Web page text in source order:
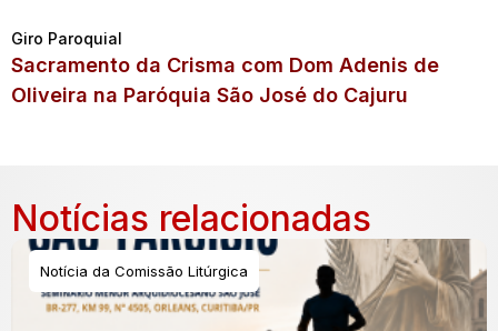
Giro Paroquial
Sacramento da Crisma com Dom Adenis de
Oliveira na Paróquia São José do Cajuru
Notícias relacionadas
Notícia da Comissão Litúrgica